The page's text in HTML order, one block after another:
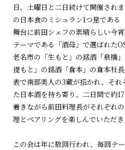
日、土曜日と二日続けて開催され
の日本食のミシュラン1つ星であ
舞台に前田シェフの素晴らしい今
テーマである「酒母」で選ばれた
老名市の「生もと」の銘酒「泉橋
提もと」の銘酒「倉本」の倉本社
表で南部美人の3蔵が招かれ、そ
た日本酒を持ち寄り、二日間で約
着きながら前田料理長がそれぞれ
理とペアリングを楽しんでいただき
この会は年に数回行われ、毎回テ